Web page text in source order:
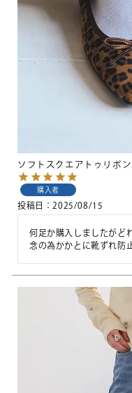
ソフトスクエアトゥリボ
購入者
投稿日 2025/08/15
何足か購入しましたがど
念の為かかとに靴ずれ防